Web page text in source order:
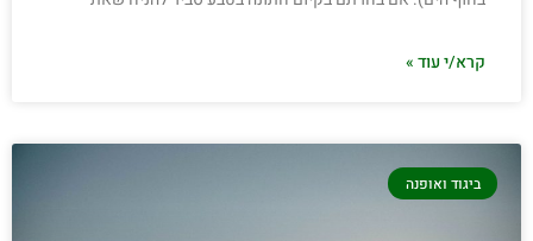
קרא/י עוד »
ביגוד ואופנה